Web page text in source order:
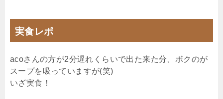
実食レポ
acoさんの方が2分遅れくらいで出た来た分、ボクのが
スープを吸っていますが(笑)
いざ実食！